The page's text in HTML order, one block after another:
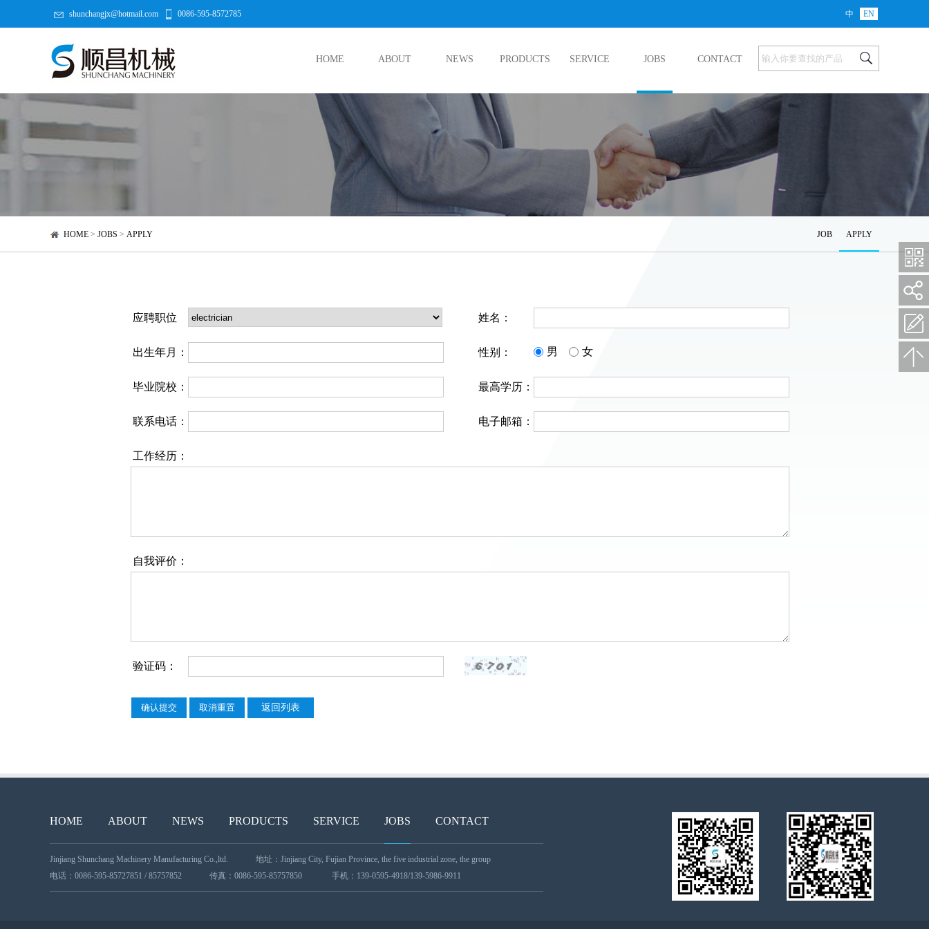
shunchangjx@hotmail.com 0086-595-8572785 中 EN
HOME ABOUT NEWS PRODUCTS SERVICE JOBS CONTACT
HOME > JOBS > APPLY JOB APPLY
应聘职位 姓名：
出生年月： 性别： 男 女
毕业院校： 最高学历：
联系电话： 电子邮箱：
工作经历：
自我评价：
验证码：
返回列表
HOME ABOUT NEWS PRODUCTS SERVICE JOBS CONTACT
Jinjiang Shunchang Machinery Manufacturing Co.,ltd.
地址：Jinjiang City, Fujian Province, the five industrial zone, the group
电话：0086-595-85727851 / 85757852
传真：0086-595-85757850 手机：139-0595-4918/139-5986-9911